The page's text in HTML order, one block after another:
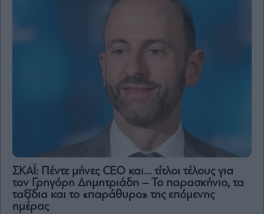
ΣΚΑΪ: Πέντε μήνες CEO και… τίτλοι τέλους για
τον Γρηγόρη Δημητριάδη – Το παρασκήνιο, τα
ταξίδια και το «παράθυρο» της επόμενης
ημέρας